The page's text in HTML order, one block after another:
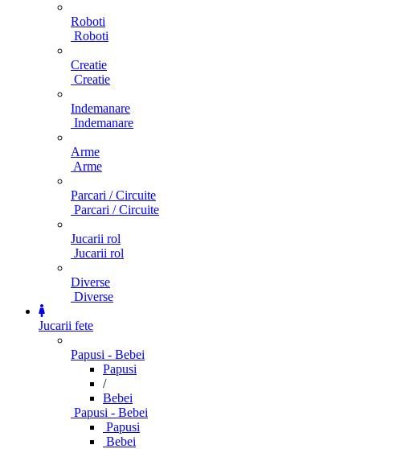
Roboti
Roboti
Creatie
Creatie
Indemanare
Indemanare
Arme
Arme
Parcari / Circuite
Parcari / Circuite
Jucarii rol
Jucarii rol
Diverse
Diverse
Jucarii fete
Papusi - Bebei
Papusi
/
Bebei
Papusi - Bebei
Papusi
Bebei